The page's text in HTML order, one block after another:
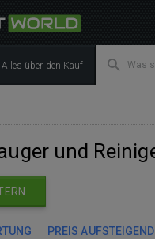
Alles über den Kauf
und
PREIS AUFSTEIGEND